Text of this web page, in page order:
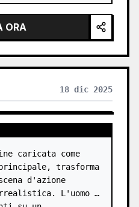
ORA
18 dic 2025
caricata come
trasforma
d'azione
L'uomo